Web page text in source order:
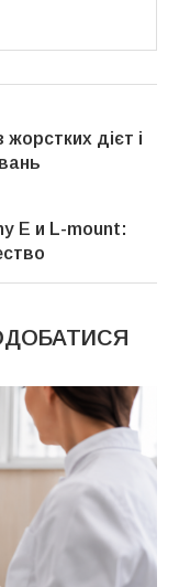
жорстких дієт і
E и L-mount: